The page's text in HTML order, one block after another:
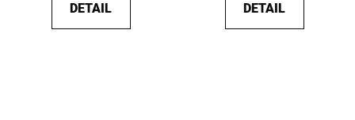
DETAIL DETAIL